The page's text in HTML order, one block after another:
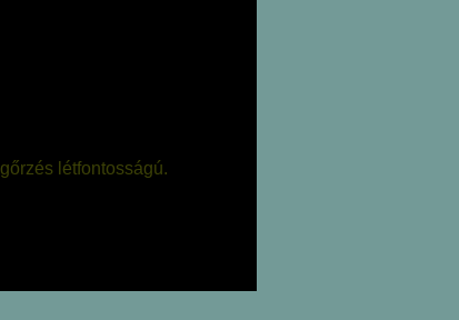
létfontosságú.